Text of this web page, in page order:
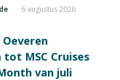
6 augustus 2026
MSC Cruises
van juli